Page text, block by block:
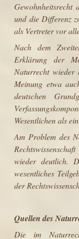
Gewohnheitsrecht
und die Differenz
als Vertreter vor
Nach dem
Erklärung der
Naturrecht wieder
Meinung etwa
deutschen
Wesentlichen als
Am Problem des
Rechtswissenschaft
wieder deutlich.
wesentliches
der
Quellen des
Die im